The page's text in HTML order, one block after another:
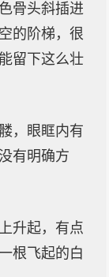
骨头斜插进
的阶梯，很
留下这么壮
，眼眶内有
有明确方
升起，有点
根飞起的白